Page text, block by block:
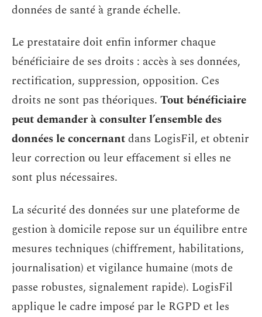
données de santé à grande échelle.
Le prestataire doit enfin informer chaque
bénéficiaire de ses droits : accès à ses données,
rectification, suppression, opposition. Ces
droits ne sont pas théoriques. Tout bénéficiaire
peut demander à consulter l’ensemble des
données le concernantdans LogisFil, et obtenir
leur correction ou leur effacement si elles ne
sont plus nécessaires.
La sécurité des données sur une plateforme de
gestion à domicile repose sur un équilibre entre
mesures techniques (chiffrement, habilitations,
journalisation) et vigilance humaine (mots de
passe robustes, signalement rapide). LogisFil
applique le cadre imposé par le RGPD et les